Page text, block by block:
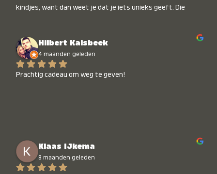
kindjes, want dan weet je dat je iets unieks geeft. Die
Hilbert Kalsbeek
4 maanden geleden
Prachtig cadeau om weg te geven!
Klaas IJkema
8 maanden geleden